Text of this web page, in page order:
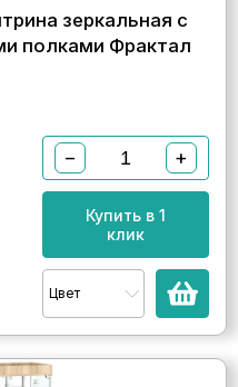
зеркальная с
полками Фрактал
− +
Купить в 1
клик
Цвет